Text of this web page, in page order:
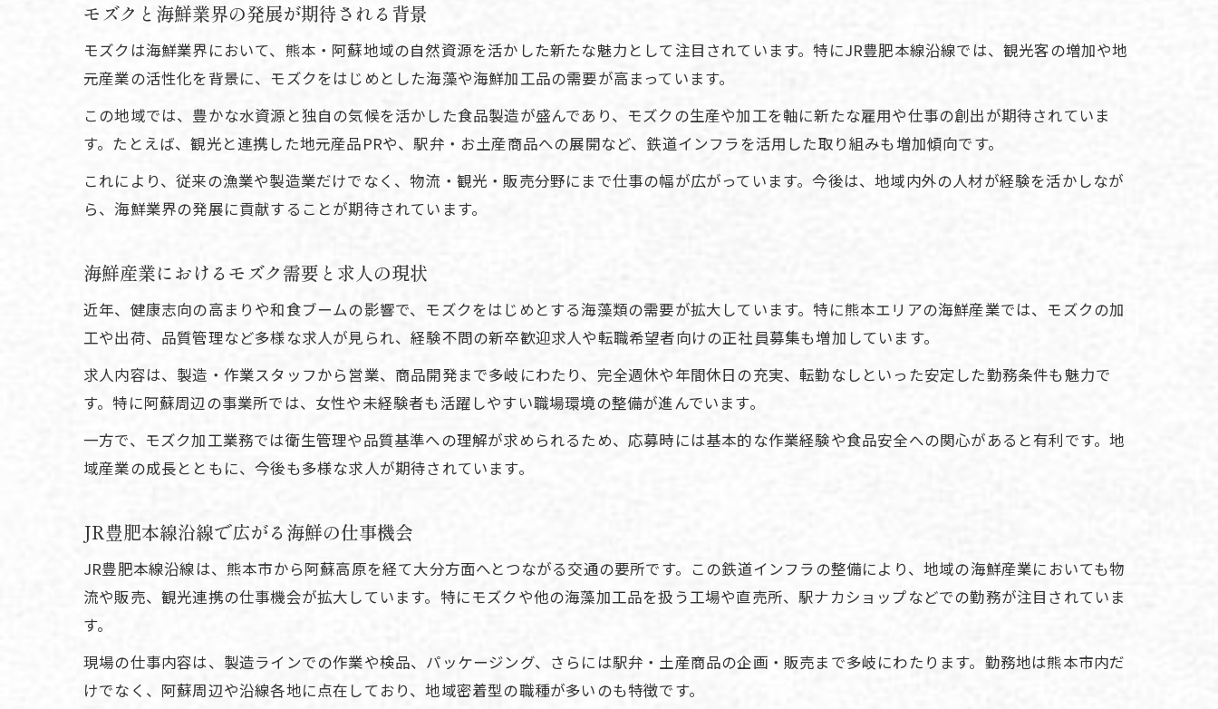
鉄道利便性が支える海鮮産業の新たな働き方
海鮮業界に転職するならモズク製造が狙い目
モズク製造の仕事が海鮮業界で注目される理由
海鮮分野で働く魅力とモズクの役割
モズク加工の経験が海鮮転職に活きるポイント
鉄道利便性で注目を集める海鮮関連就職事情
JR豊肥本線が支える海鮮関連職の通勤利便性
モズク加工を中心とした海鮮求人の特徴
鉄道利用が可能な海鮮業界の仕事メリット
海鮮産業が求める経験と鉄道アクセスの関係
モズク関連職の就職と鉄道の相乗効果
海鮮業界で求められるモズク製造スキル
経験者が選ぶ海藻加工の安定した働き方
モズク製造現場で身につく海鮮業界の経験
新たな雇用と安定を海鮮仕事から見つける
モズクと海鮮業界の発展が期待される背景
モズクは海鮮業界において、熊本・阿蘇地域の自然資源を活かした新たな魅力として注目されています。特にJR豊肥本線沿線では、観光客の増加や地
元産業の活性化を背景に、モズクをはじめとした海藻や海鮮加工品の需要が高まっています。
この地域では、豊かな水資源と独自の気候を活かした食品製造が盛んであり、モズクの生産や加工を軸に新たな雇用や仕事の創出が期待されていま
す。たとえば、観光と連携した地元産品PRや、駅弁・お土産商品への展開など、鉄道インフラを活用した取り組みも増加傾向です。
これにより、従来の漁業や製造業だけでなく、物流・観光・販売分野にまで仕事の幅が広がっています。今後は、地域内外の人材が経験を活かしなが
ら、海鮮業界の発展に貢献することが期待されています。
海鮮産業におけるモズク需要と求人の現状
近年、健康志向の高まりや和食ブームの影響で、モズクをはじめとする海藻類の需要が拡大しています。特に熊本エリアの海鮮産業では、モズクの加
工や出荷、品質管理など多様な求人が見られ、経験不問の新卒歓迎求人や転職希望者向けの正社員募集も増加しています。
求人内容は、製造・作業スタッフから営業、商品開発まで多岐にわたり、完全週休や年間休日の充実、転勤なしといった安定した勤務条件も魅力で
す。特に阿蘇周辺の事業所では、女性や未経験者も活躍しやすい職場環境の整備が進んでいます。
一方で、モズク加工業務では衛生管理や品質基準への理解が求められるため、応募時には基本的な作業経験や食品安全への関心があると有利です。地
域産業の成長とともに、今後も多様な求人が期待されています。
JR豊肥本線沿線で広がる海鮮の仕事機会
JR豊肥本線沿線は、熊本市から阿蘇高原を経て大分方面へとつながる交通の要所です。この鉄道インフラの整備により、地域の海鮮産業においても物
流や販売、観光連携の仕事機会が拡大しています。特にモズクや他の海藻加工品を扱う工場や直売所、駅ナカショップなどでの勤務が注目されていま
す。
現場の仕事内容は、製造ラインでの作業や検品、パッケージング、さらには駅弁・土産商品の企画・販売まで多岐にわたります。勤務地は熊本市内だ
けでなく、阿蘇周辺や沿線各地に点在しており、地域密着型の職種が多いのも特徴です。